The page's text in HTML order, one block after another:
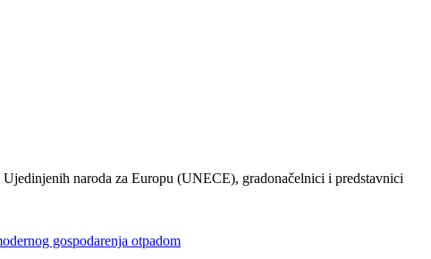
naroda za Europu (UNECE), gradonačelnici i predstavnici
gospodarenja otpadom